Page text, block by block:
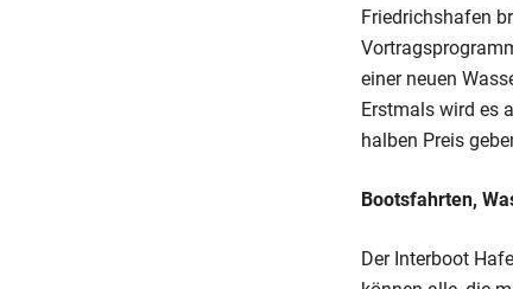
Friedrichshafen
einer neuen
Erstmals wird es
halben Preis
Bootsfahrten,
Der Interboot